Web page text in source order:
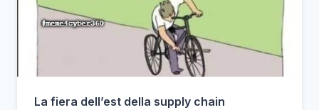
La fiera dell’est della supply chain